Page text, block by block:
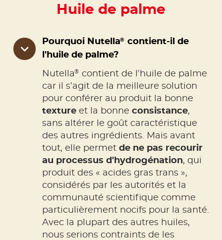
Huile de palme
Pourquoi Nutella® contient-il de
l'huile de palme?
Nutella® contient de l'huile de palme
car il s’agit de la meilleure solution
pour conférer au produit la bonne
texture et la bonne consistance,
sans altérer le goût caractéristique
des autres ingrédients. Mais avant
tout, elle permet de ne pas recourir
au processus d'hydrogénation, qui
produit des « acides gras trans »,
considérés par les autorités et la
communauté scientifique comme
particulièrement nocifs pour la santé.
Avec la plupart des autres huiles,
nous serions contraints de les